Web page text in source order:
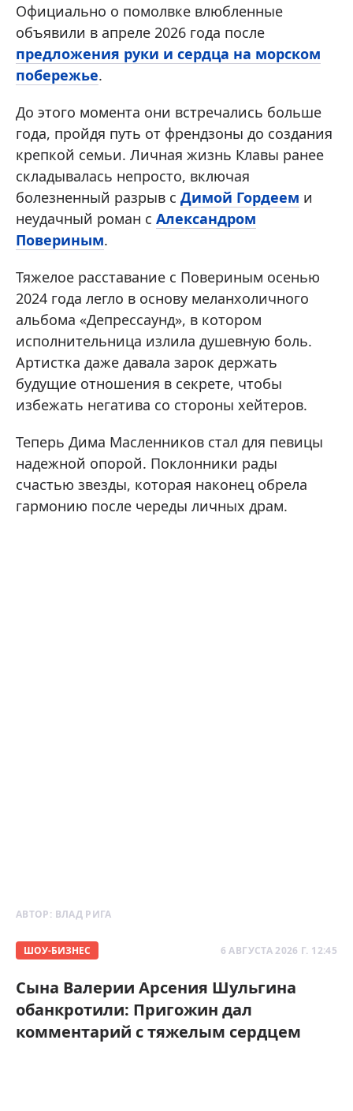
Официально о помолвке влюбленные
объявили в апреле 2026 года после
предложения руки и сердца на морском
побережье.
До этого момента они встречались больше
года, пройдя путь от френдзоны до создания
крепкой семьи. Личная жизнь Клавы ранее
складывалась непросто, включая
болезненный разрыв с Димой Гордеем и
неудачный роман с Александром
Повериным.
Тяжелое расставание с Повериным осенью
2024 года легло в основу меланхоличного
альбома «Депрессаунд», в котором
исполнительница излила душевную боль.
Артистка даже давала зарок держать
будущие отношения в секрете, чтобы
избежать негатива со стороны хейтеров.
Теперь Дима Масленников стал для певицы
надежной опорой. Поклонники рады
счастью звезды, которая наконец обрела
гармонию после череды личных драм.
АВТОР: ВЛАД РИГА
ШОУ-БИЗНЕС 6 АВГУСТА 2026 Г. 12:45
Сына Валерии Арсения Шульгина
обанкротили: Пригожин дал
комментарий с тяжелым сердцем